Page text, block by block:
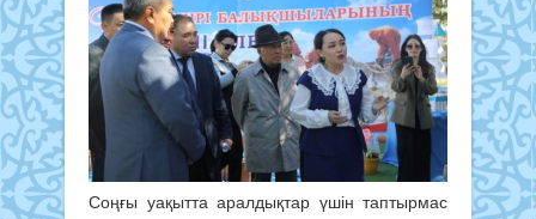
Соңғы уақытта аралдықтар үшін таптырмас